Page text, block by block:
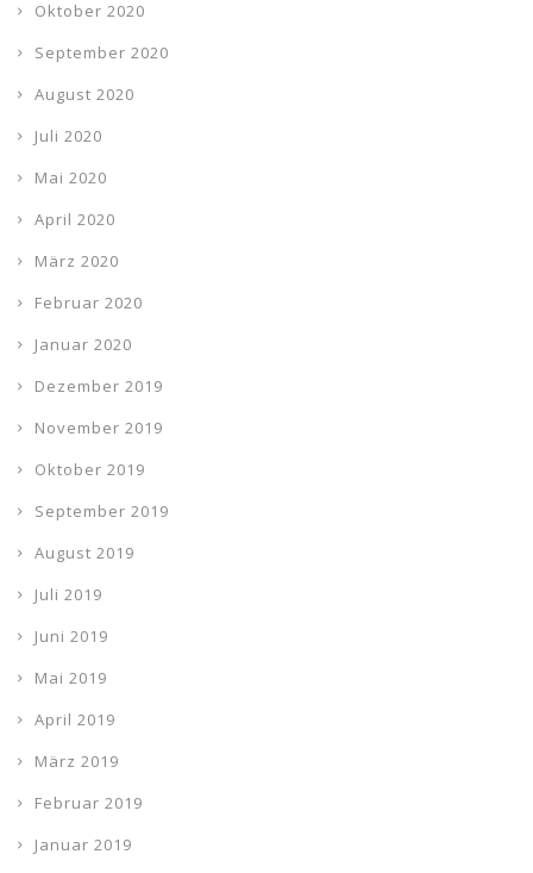
Oktober 2020
September 2020
August 2020
Juli 2020
Mai 2020
April 2020
März 2020
Februar 2020
Januar 2020
Dezember 2019
November 2019
Oktober 2019
September 2019
August 2019
Juli 2019
Juni 2019
Mai 2019
April 2019
März 2019
Februar 2019
Januar 2019